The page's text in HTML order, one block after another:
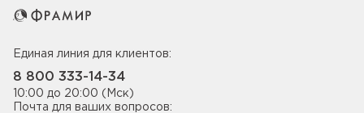
Единая линия для клиентов:
8 800 333-14-34
10:00 до 20:00 (Мск)
Почта для ваших вопросов: